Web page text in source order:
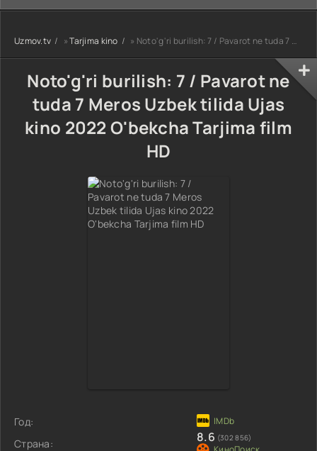
tarjima kino Full
HD tas-ix
Uzmov.tv »Tarjima kino » Noto'g'ri burilish: 7 / Pavarot ne tuda 7 Meros Uzbek tilida Ujas kino 2022 O'bekcha Tarjima film HD
Noto'g'ri burilish: 7 / Pavarot ne
tuda 7 Meros Uzbek tilida Ujas
kino 2022 O'bekcha Tarjima film
HD
Год:
Страна:
8.6 (302 856)